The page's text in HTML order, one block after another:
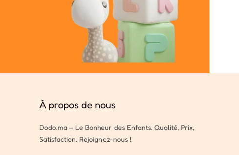
À propos de nous
Dodo.ma – Le Bonheur des Enfants. Qualité, Prix,
Satisfaction. Rejoignez-nous !